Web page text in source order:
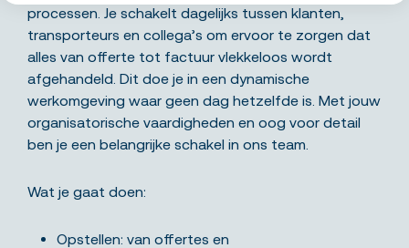
processen. Je schakelt dagelijks tussen klanten,
transporteurs en collega’s om ervoor te zorgen dat
alles van offerte tot factuur vlekkeloos wordt
afgehandeld. Dit doe je in een dynamische
werkomgeving waar geen dag hetzelfde is. Met jouw
organisatorische vaardigheden en oog voor detail
ben je een belangrijke schakel in ons team.
Wat je gaat doen:
Opstellen: van offertes en